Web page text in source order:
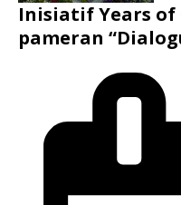
Inisiatif Years of
pameran